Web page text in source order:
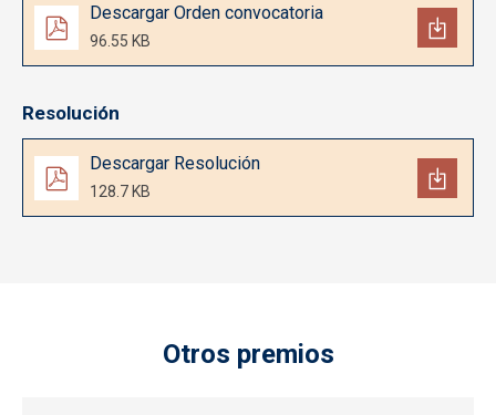
Descargar Orden convocatoria
96.55 KB
Resolución
Documento
Descargar Resolución
128.7 KB
Otros premios